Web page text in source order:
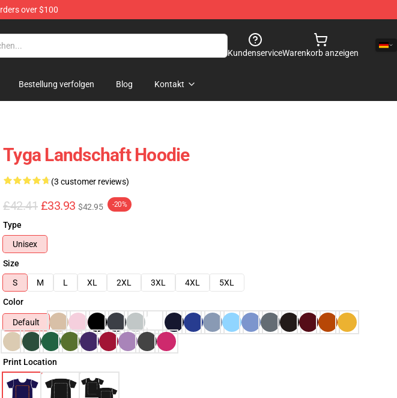
over $100
KundenserviceWarenkorb anzeigen
Bestellung verfolgen Blog Kontakt
Tyga Landschaft Hoodie
(3 customer reviews)
£42.41 £33.93 $42.95 -20%
Type
Unisex
Size
S
M L XL 2XL 3XL 4XL
5XL
Color
Default
Print Location